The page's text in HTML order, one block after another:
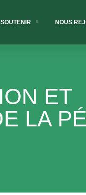
NOUS
ET
LA